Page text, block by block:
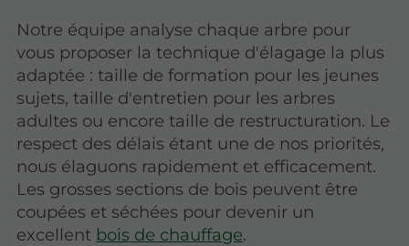
Notre équipe analyse chaque arbre pour
vous proposer la technique d'élagage la plus
adaptée : taille de formation pour les jeunes
sujets, taille d'entretien pour les arbres
adultes ou encore taille de restructuration. Le
respect des délais étant une de nos priorités,
nous élaguons rapidement et efficacement.
Les grosses sections de bois peuvent être
coupées et séchées pour devenir un
excellent bois de chauffage.